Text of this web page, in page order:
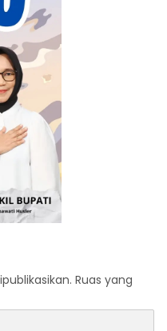
Ruas yang